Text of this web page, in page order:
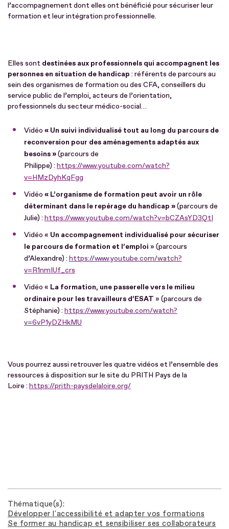
l’accompagnement dont elles ont bénéficié pour sécuriser leur
formation et leur intégration professionnelle.
Elles sont destinées aux professionnels qui accompagnent les
personnes en situation de handicap : référents de parcours au
sein des organismes de formation ou des CFA, conseillers du
service public de l’emploi, acteurs de l’orientation,
professionnels du secteur médico-social…
Vidéo « Un suivi individualisé tout au long du parcours de
reconversion pour des aménagements adaptés aux
besoins »(parcours de
Philippe) : https://www.youtube.com/watch?
v=HMzDyhKqFgg
Vidéo « L’organisme de formation peut avoir un rôle
déterminant dans le repérage du handicap »(parcours de
Julie) : https://www.youtube.com/watch?v=bCZAsYD3QtI
Vidéo « Un accompagnement individualisé pour sécuriser
le parcours de formation et l’emploi » (parcours
d’Alexandre) : https://www.youtube.com/watch?
v=R1nmIUf_crs
Vidéo « La formation, une passerelle vers le milieu
ordinaire pour les travailleurs d’ESAT » (parcours de
Stéphanie) : https://www.youtube.com/watch?
v=6vP1yDZHkMU
Vous pourrez aussi retrouver les quatre vidéos et l’ensemble des
ressources à disposition sur le site du PRITH Pays de la
Loire : https://prith-paysdelaloire.org/
Thématique(s)
Développer l'accessibilité et adapter vos formations
Se former au handicap et sensibiliser ses collaborateurs